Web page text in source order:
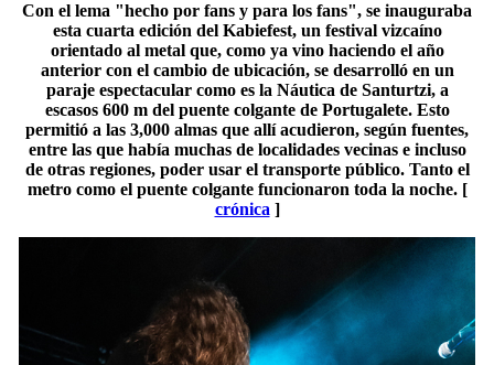
Con el lema "hecho por fans y para los fans", se inauguraba
esta cuarta edición del Kabiefest, un festival vizcaíno
orientado al metal que, como ya vino haciendo el año
anterior con el cambio de ubicación, se desarrolló en un
paraje espectacular como es la Náutica de Santurtzi, a
escasos 600 m del puente colgante de Portugalete. Esto
permitió a las 3,000 almas que allí acudieron, según fuentes,
entre las que había muchas de localidades vecinas e incluso
de otras regiones, poder usar el transporte público. Tanto el
metro como el puente colgante funcionaron toda la noche. [
crónica ]